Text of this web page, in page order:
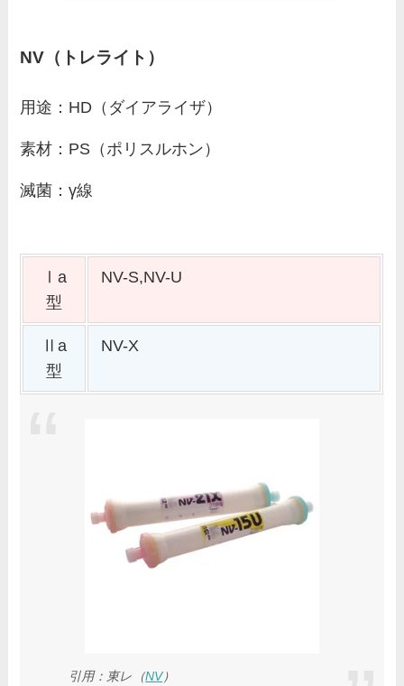
NV（トレライト）
用途：HD（ダイアライザ）
素材：PS（ポリスルホン）
滅菌：γ線
Ⅰa
型
NV-S,NV-U
Ⅱa
型
NV-X
引用：東レ（NV）